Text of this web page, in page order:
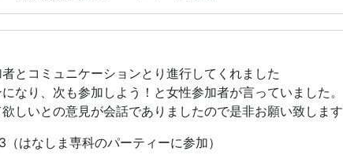
とコミュニケーションとり進行してくれました
なり、次も参加しよう！と女性参加者が言っていました。
しいとの意見が会話でありましたので是非お願い致します
はなしま専科のパーティーに参加）